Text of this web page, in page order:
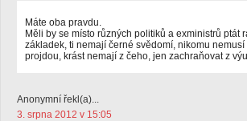
Máte oba pravdu.
Měli by se místo různých politiků a exministrů ptát
základek, ti nemají černé svědomí, nikomu
projdou, krást nemají z čeho, jen zachraňovat z
Anonymní řekl(a)...
3. srpna 2012 v 15:05